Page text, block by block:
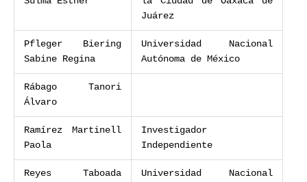
Juárez
Pfleger Biering
Sabine Regina
Universidad Nacional
Autónoma de México
Rábago Tanori
Álvaro
Ramírez Martinell
Paola
Investigador
Independiente
Reyes Taboada
Universidad Nacional